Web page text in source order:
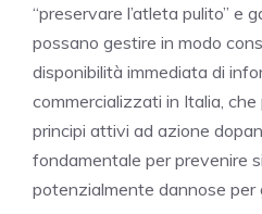
“preservare l’atleta pulito” e
possano gestire in modo
disponibilità immediata di
commercializzati in Italia,
principi attivi ad azione
fondamentale per prevenire
potenzialmente dannose per